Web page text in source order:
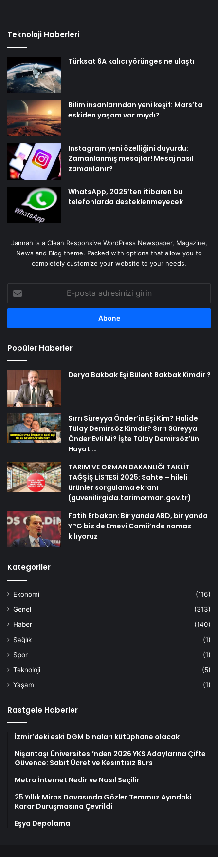
Teknoloji Haberleri
Türksat 6A kalıcı yörüngesine ulaştı
Bilim insanlarından yeni keşif: Mars’ta
eskiden yaşam var mıydı?
Instagram yeni özelliğini duyurdu:
Zamanlanmış mesajlar! Mesaj nasıl
zamanlanır?
WhatsApp, 2025’ten itibaren bu
telefonlarda desteklenmeyecek
Jannah is a Clean Responsive WordPress Newspaper, Magazine,
News and Blog theme. Packed with options that allow you to
completely customize your website to your needs.
posta
adresinizi
Popüler Haberler
Derya Bakbak Eşi Bülent Bakbak Kimdir ?
Sırrı Süreyya Önder’in Eşi Kim? Halide
Tülay Demirsöz Kimdir? Sırrı Süreyya
Önder Evli Mi? İşte Tülay Demirsöz’ün
Hayatı…
TARIM VE ORMAN BAKANLIĞI TAKLİT
TAĞŞİŞ LİSTESİ 2025: Sahte – hileli
ürünler sorgulama ekranı
(guvenilirgida.tarimorman.gov.tr)
Fatih Erbakan: Bir yanda ABD, bir yanda
YPG biz de Emevi Camii’nde namaz
kılıyoruz
Kategoriler
Ekonomi
(116)
Genel
(313)
Haber
(140)
Sağlık
(1)
Spor
(1)
Teknoloji
(5)
Yaşam
(1)
Rastgele Haberler
İzmir’deki eski DGM binaları kütüphane olacak
Nişantaşı Üniversitesi’nden 2026 YKS Adaylarına Çifte
Güvence: Sabit Ücret ve Kesintisiz Burs
Metro İnternet Nedir ve Nasıl Seçilir
25 Yıllık Miras Davasında Gözler Temmuz Ayındaki
Karar Duruşmasına Çevrildi
Eşya Depolama